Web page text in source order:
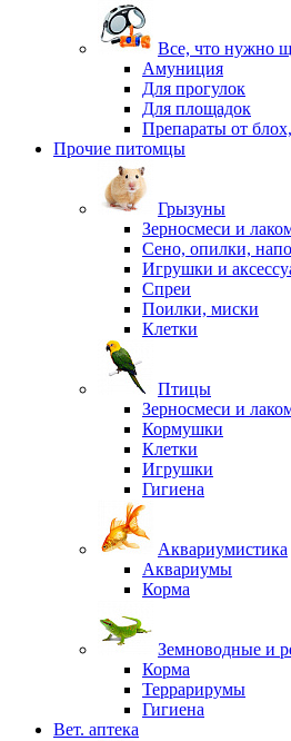
Все, что нужно
Амуниция
Для прогулок
Для площадок
Препараты от
Прочие питомцы
Грызуны
Зерносмеси и
Сено, опилки,
Игрушки и
Спреи
Поилки, миски
Клетки
Птицы
Зерносмеси и
Кормушки
Клетки
Игрушки
Гигиена
Аквариумистика
Аквариумы
Корма
Земноводные и
Корма
Террарирумы
Гигиена
Вет. аптека